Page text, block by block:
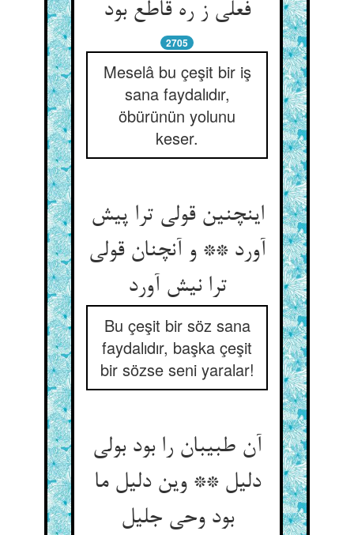
فعلی ز ره قاطع بود
2705
Meselâ bu çeşit bir iş
sana faydalıdır,
öbürünün yolunu
keser.
اینچنین قولی ترا پیش
آورد ** و آنچنان قولی
ترا نیش آورد
Bu çeşit bir söz sana
faydalıdır, başka çeşit
bir sözse seni yaralar!
آن طبیبان را بود بولی
دلیل ** وین دلیل ما
بود وحی جلیل